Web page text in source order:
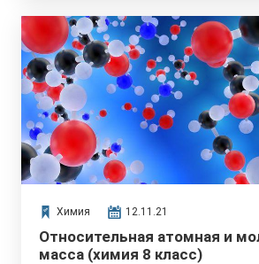
Химия 12.11.21
Относительная атомная и
масса (химия 8 класс)